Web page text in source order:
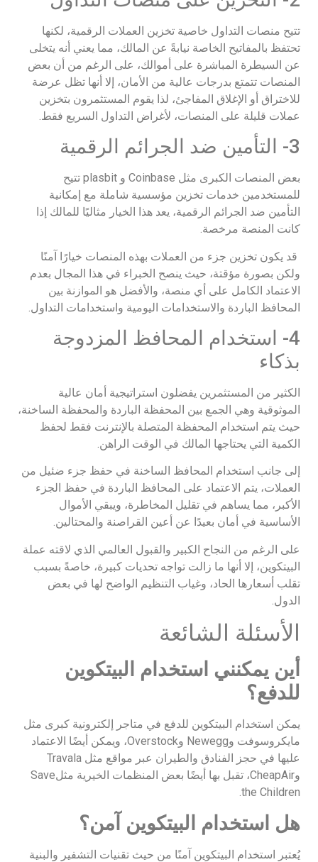
تتيح منصات التداول خاصية تخزين العملات الرقمية، لكنها
تحتفظ بالمفاتيح الخاصة نيابةً عن المالك، مما يعني أنه يتخلى
عن السيطرة المباشرة على أموالك، على الرغم من أن بعض
المنصات تتمتع بدرجات عالية من الأمان، إلا أنها تظل عرضة
للاختراق أو الإغلاق المفاجئ، لذا يقوم المستثمرون بتخزين
عملات قليلة على المنصات، لأغراض التداول السريع فقط.
3- التأمين ضد الجرائم الرقمية
بعض المنصات الكبرى مثل Coinbase و plasbit تتيح
للمستخدمين خدمات تخزين مؤسسية شاملة مع إمكانية
التأمين ضد الجرائم الرقمية، يعد هذا الخيار مثاليًا للمالك إذا
كانت المنصة مرخصة.
قد يكون تخزين جزء من العملات بهذه المنصات خيارًا آمنًا
ولكن بصورة مؤقتة، حيث ينصح الخبراء في هذا المجال بعدم
الاعتماد الكامل على أي منصة، والأفضل هو الموازنة بين
المحافظ الباردة والاستخدامات اليومية واستخدامات التداول.
4- استخدام المحافظ المزدوجة
بذكاء
الكثير من المستثمرين يفضلون استراتيجية أمان عالية
الموثوقية وهي الجمع بين المحفظة الباردة والمحفظة الساخنة،
حيث يتم استخدام المحفظة المتصلة بالإنترنت فقط لحفظ
الكمية التي يحتاجها المالك في الوقت الراهن.
إلى جانب استخدام المحافظ الساخنة في حفظ جزء ضئيل من
العملات، يتم الاعتماد على المحافظ الباردة في حفظ الجزء
الأكبر، مما يساهم في تقليل المخاطرة، ويبقي الأموال
الأساسية في أمان بعيدًا عن أعين القراصنة والمحتالين.
على الرغم من النجاح الكبير والقبول العالمي الذي لاقته عملة
البيتكوين، إلا أنها ما زالت تواجه تحديات كبيرة، خاصةً بسبب
تقلب أسعارها الحاد، وغياب التنظيم الواضح لها في بعض
الدول.
الأسئلة الشائعة
أين يمكنني استخدام البيتكوين
للدفع؟
يمكن استخدام البيتكوين للدفع في متاجر إلكترونية كبرى مثل
مايكروسوفت وNewegg وOverstock، ويمكن أيضًا الاعتماد
عليها في حجز الفنادق والطيران عبر مواقع مثل Travala
وCheapAir، تقبل بها أيضًا بعض المنظمات الخيرية مثلSave
the Children.
هل استخدام البيتكوين آمن؟
يُعتبر استخدام البيتكوين آمنًا من حيث تقنيات التشفير والبنية